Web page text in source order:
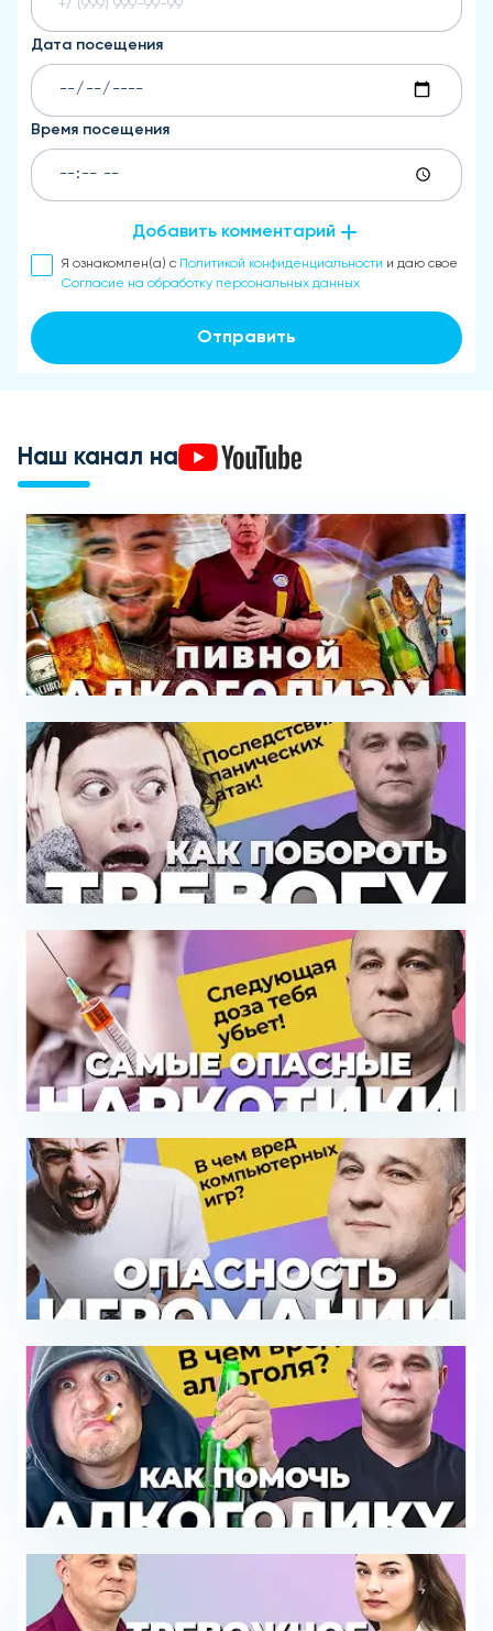
Дата посещения
Время посещения
Добавить комментарий
Я ознакомлен(а) с Политикой конфиденциальности и даю свое
Согласие на обработку персональных данных
Отправить
Наш канал на